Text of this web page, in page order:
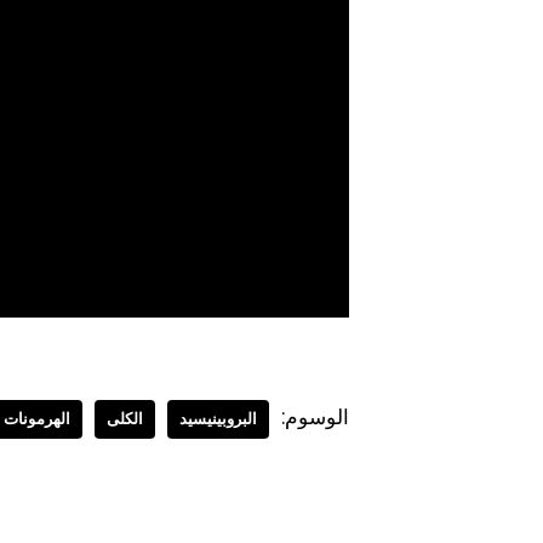
الوسوم: البروبينيسيد الكلى الهرمونات